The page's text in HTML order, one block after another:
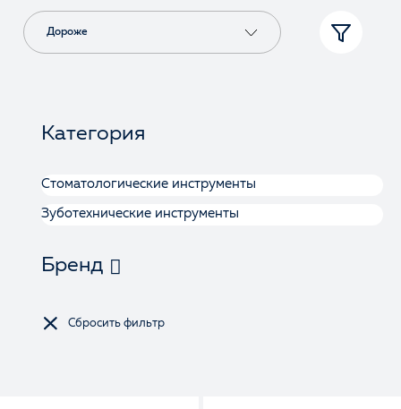
Дороже
Категория
Стоматологические инструменты
Зуботехнические инструменты
Бренд